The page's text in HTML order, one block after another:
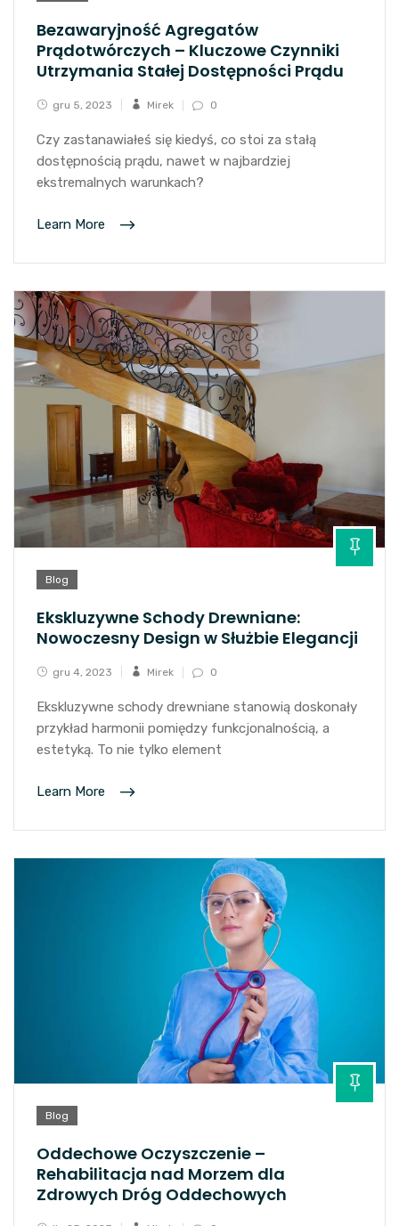
Bezawaryjność Agregatów
Prądotwórczych – Kluczowe Czynniki
Utrzymania Stałej Dostępności Prądu
gru 5, 2023 Mirek 0
Czy zastanawiałeś się kiedyś, co stoi za stałą
dostępnością prądu, nawet w najbardziej
ekstremalnych warunkach?
Learn More
Blog
Ekskluzywne Schody Drewniane:
Nowoczesny Design w Służbie Elegancji
gru 4, 2023 Mirek 0
Ekskluzywne schody drewniane stanowią doskonały
przykład harmonii pomiędzy funkcjonalnością, a
estetyką. To nie tylko element
Learn More
Blog
Oddechowe Oczyszczenie –
Rehabilitacja nad Morzem dla
Zdrowych Dróg Oddechowych